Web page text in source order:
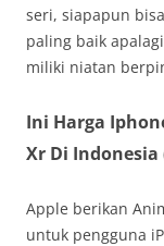
seri, siapapun
paling baik
miliki niatan
Ini Harga
Xr Di
Apple berikan
untuk pengguna